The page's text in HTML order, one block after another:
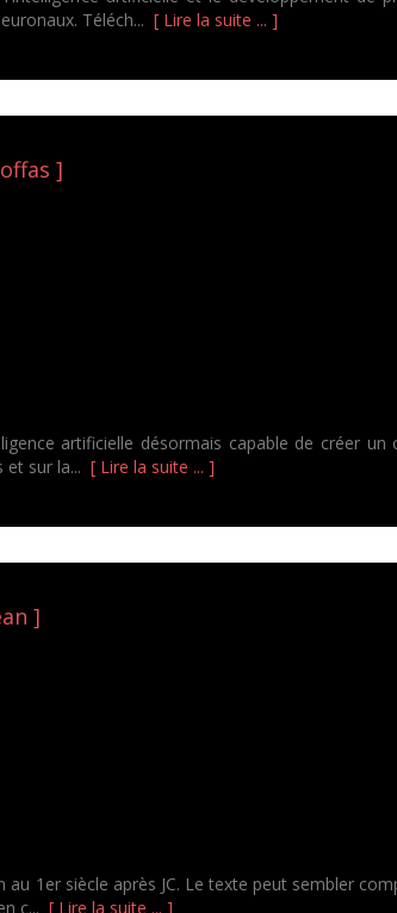
Téléch... [ Lire la suite ... ]
]
artificielle désormais capable de créer
sur la... [ Lire la suite ... ]
]
au 1er siècle après JC. Le texte peut sembler
c... [ Lire la suite ... ]